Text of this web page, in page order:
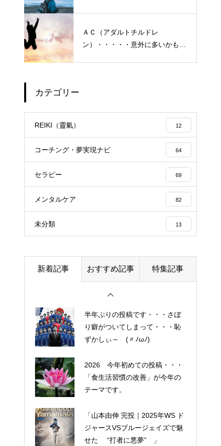
ＡＣ（アダルトチルドレ
ン）・・・・・意外に多いかも？
カテゴリー
REIKI（靈氣） 12
コーチング・夢実現ナビ 64
セラピー 69
メンタルケア 82
未分類 13
新着記事 おすすめ記事 特集記事
エイジングケアで最近気になっ
ているスキンケア製品・・・幹
細胞コスメ vs エクソソーム
コスメ ①
エイジングケアで最近気になっ
ているスキンケア製品・・・エ
クソソームコスメ
エイジングケアで最近気になっ
ているスキンケア製品・・・幹
細胞コスメ ③
土用の丑の日・・・余計なこと
半年ぶりの投稿です・・・さぼ
り癖がついてしまって・・・恥
ずかしぃ～ (〃ﾉωﾉ)
2026 今年初めての投稿・・・
「食生活習慣の改善」が今年の
テーマです。
「山本由伸 完投｜2025年WS ド
ジャースVSブルージェイズで魅
せた “打者に悪夢” 」